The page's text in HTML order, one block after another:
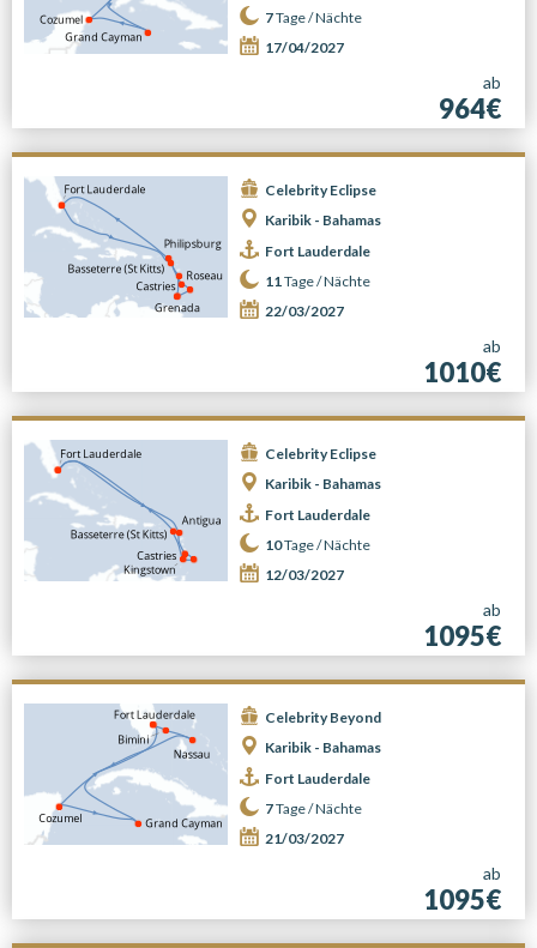
7Tage /Nächte
17/04/2027
ab
964€
Celebrity Eclipse
Karibik - Bahamas
Fort Lauderdale
11 Tage /Nächte
22/03/2027
ab
1010€
Celebrity Eclipse
Karibik - Bahamas
Fort Lauderdale
10Tage /Nächte
12/03/2027
ab
1095€
Celebrity Beyond
Karibik - Bahamas
Fort Lauderdale
7Tage /Nächte
21/03/2027
ab
1095€